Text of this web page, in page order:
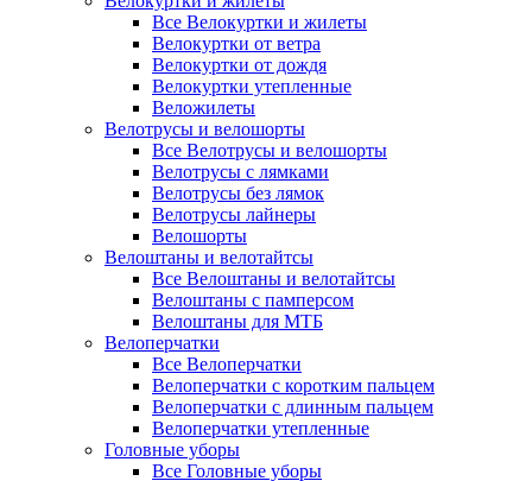
Все Велокуртки и жилеты
Велокуртки от ветра
Велокуртки от дождя
Велокуртки утепленные
Веложилеты
Велотрусы и велошорты
Все Велотрусы и велошорты
Велотрусы с лямками
Велотрусы без лямок
Велотрусы лайнеры
Велошорты
Велоштаны и велотайтсы
Все Велоштаны и велотайтсы
Велоштаны с памперсом
Велоштаны для МТБ
Велоперчатки
Все Велоперчатки
Велоперчатки с коротким пальцем
Велоперчатки с длинным пальцем
Велоперчатки утепленные
Головные уборы
Все Головные уборы